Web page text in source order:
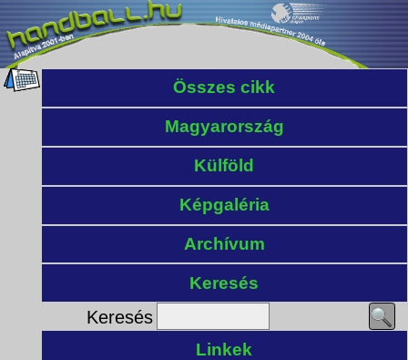
Összes cikk
Magyarország
Külföld
Képgaléria
Archívum
Keresés
Keresés
Linkek